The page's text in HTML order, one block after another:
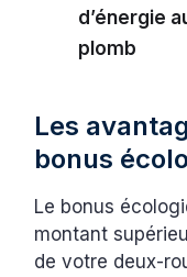
d’énergie
plomb
Les
bonus
Le bonus
montant
de votre deux-